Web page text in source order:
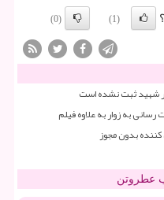
(1)
(0)
شهید ثبت نشده است
بدون مجوز
عطروتن